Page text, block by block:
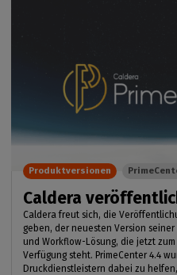
Caldera
Caldera freut sich, die
geben, der neuesten Version
und Workflow-Lösung, die jetzt
Verfügung steht. PrimeCenter 4.4
Druckdienstleistern dabei zu
Produktversionen